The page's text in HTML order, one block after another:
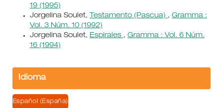
19 (1995)
Jorgelina Soulet,
Testamento (Pascua) , Gramma :
Vol. 3 Núm. 10 (1992)
Jorgelina Soulet, Espirales , Gramma : Vol. 6 Núm.
16 (1994)
Idioma
Español (España)